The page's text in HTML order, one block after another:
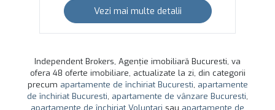
Vezi mai multe detalii
Independent Brokers, Agenție imobiliară Bucuresti, va
ofera 48 oferte imobiliare, actualizate la zi, din categorii
precum apartamente de închiriat Bucuresti, apartamente
de închiriat Bucuresti, apartamente de vânzare Bucuresti,
apartamente de închiriat Voluntari sau apartamente de